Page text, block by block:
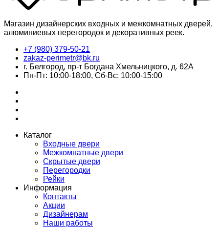
Магазин дизайнерских входных и межкомнатных дверей,
алюминиевых перегородок и декоративных реек.
+7 (980) 379-50-21
zakaz-perimetr@bk.ru
г. Белгород, пр-т Богдана Хмельницкого, д. 62А
Пн-Пт: 10:00-18:00, Сб-Вс: 10:00-15:00
Каталог
Входные двери
Межкомнатные двери
Скрытые двери
Перегородки
Рейки
Информация
Контакты
Акции
Дизайнерам
Наши работы